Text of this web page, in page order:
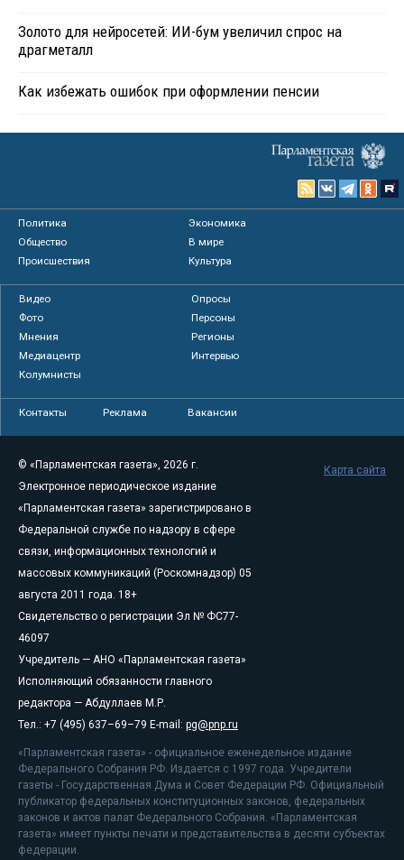
Золото для нейросетей: ИИ-бум увеличил спрос на
драгметалл
Как избежать ошибок при оформлении пенсии
Политика
Экономика
Общество
В мире
Происшествия
Культура
Видео
Опросы
Фото
Персоны
Мнения
Регионы
Медиацентр
Интервью
Колумнисты
Контакты Реклама Вакансии
© «Парламентская газета», 2026 г.
Электронное периодическое издание
«Парламентская газета» зарегистрировано в
Федеральной службе по надзору в сфере
связи, информационных технологий и
массовых коммуникаций (Роскомнадзор) 05
августа 2011 года. 18+
Свидетельство о регистрации Эл № ФС77-
46097
Учредитель — АНО «Парламентская газета»
Исполняющий обязанности главного
редактора — Абдуллаев М.Р.
Тел.: +7 (495) 637–69–79 E-mail: pg@pnp.ru
«Парламентская газета» - официальное еженедельное издание
Федерального Собрания РФ. Издается с 1997 года. Учредители
газеты - Государственная Дума и Совет Федерации РФ. Официальный
публикатор федеральных конституционных законов, федеральных
законов и актов палат Федерального Собрания. «Парламентская
газета» имеет пункты печати и представительства в десяти субъектах
федерации.
Карта сайта